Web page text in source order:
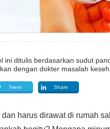
ini ditulis berdasarkan sudut
dengan dokter masalah
Tweet Share
harus dirawat di rumah